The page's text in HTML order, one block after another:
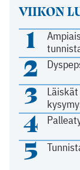
VIIKON
1
2
3
4
5